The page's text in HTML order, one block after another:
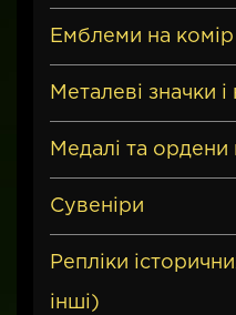
Емблеми на
Металеві значки і
Медалі та ордени
Сувенiри
Репліки
інші)